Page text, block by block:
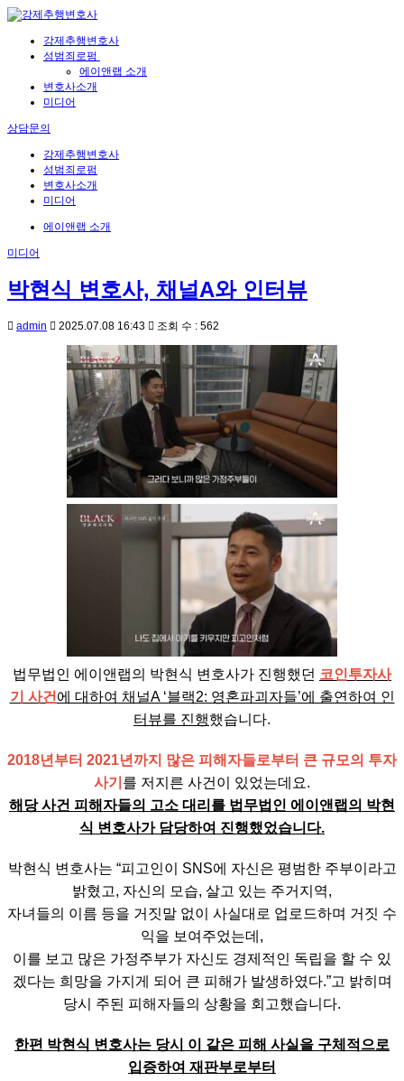
강제추행변호사
성범죄로펌
에이앤랩 소개
변호사소개
미디어
상담문의
강제추행변호사
성범죄로펌
변호사소개
미디어
에이앤랩 소개
미디어
박현식 변호사, 채널A와 인터뷰
admin 2025.07.08 16:43 조회 수 : 562
법무법인 에이앤랩의 박현식 변호사가 진행했던 코인투자사
기 사건 에 대하여 채널A ‘블랙2: 영혼파괴자들’에 출연하여 인
터뷰를 진행했습니다.
2018년부터 2021년까지 많은 피해자들로부터 큰 규모의 투자
사기 를 저지른 사건이 있었는데요.
해당 사건 피해자들의 고소 대리를 법무법인 에이앤랩의 박현
식 변호사가 담당하여 진행했었습니다.
박현식 변호사는 “피고인이 SNS에 자신은 평범한 주부이라고
밝혔고, 자신의 모습, 살고 있는 주거지역,
자녀들의 이름 등을 거짓말 없이 사실대로 업로드하며 거짓 수
익을 보여주었는데,
이를 보고 많은 가정주부가 자신도 경제적인 독립을 할 수 있
겠다는 희망을 가지게 되어 큰 피해가 발생하였다.”고 밝히며
당시 주된 피해자들의 상황을 회고했습니다.
한편 박현식 변호사는 당시 이 같은 피해 사실을 구체적으로
입증하여 재판부로부터